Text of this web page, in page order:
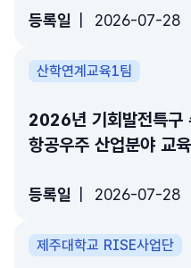
등록일 2026-07-28
산학연계교육1팀
2026년 기회발전특구
항공우주 산업분야 교
등록일 2026-07-28
제주대학교 RISE사업단